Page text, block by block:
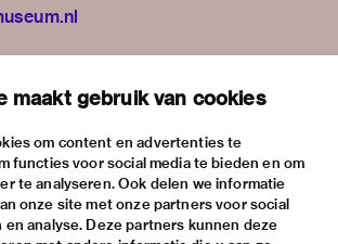
maakt gebruik van cookies
om content en advertenties te
functies voor social media te bieden en om
te analyseren. Ook delen we informatie
onze site met onze partners voor social
en analyse. Deze partners kunnen deze